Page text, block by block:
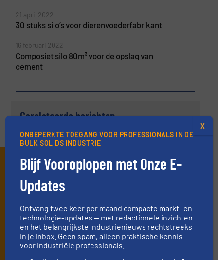
21 april 2022
30 stuks silo’s voor dierenvoederfabrikant
16 februari 2022
Composiet silo 80m³ voor de opslag van
cement
Gerelateerde berichten
Schrijf je in en ontvang ons
nieuws
van de (technische) ontwikkelingen binnen
de stortgoed-verwerkende industrie.
Door je aan te melden voor onze lijst, ga je akkoord met
. We versturen maandelijks twee
ONBEPERKTE TOEGANG VOOR PROFESSIONALS IN DE
BULK SOLIDS INDUSTRIE
Blijf Vooroplopen met Onze E-
Updates
Ontvang twee keer per maand compacte markt- en
technologie-updates — met redactionele inzichten
en het belangrijkste industrienieuws rechtstreeks
in je inbox. Geen spam, alleen praktische kennis
voor industriële professionals.
X